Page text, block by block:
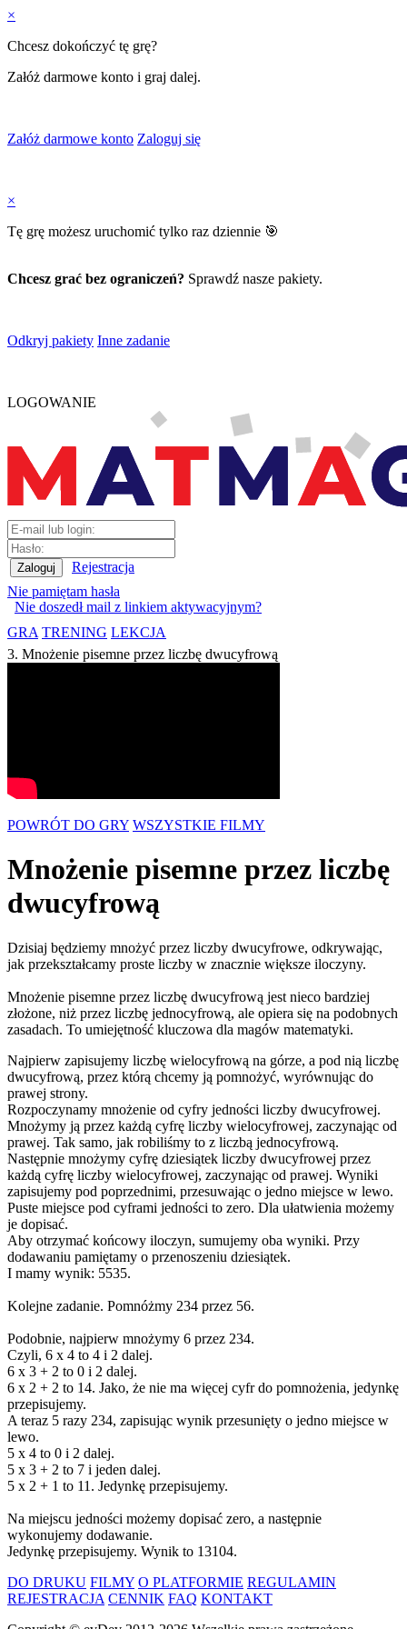
×
Chcesz dokończyć tę grę?
Załóż darmowe konto i graj dalej.
Załóż darmowe konto Zaloguj się
×
Tę grę możesz uruchomić tylko raz dziennie 🎯
Chcesz grać bez ograniczeń? Sprawdź nasze pakiety.
Odkryj pakiety Inne zadanie
LOGOWANIE
Rejestracja
Nie pamiętam hasła
Nie doszedł mail z linkiem aktywacyjnym?
GRA TRENING LEKCJA
3. Mnożenie pisemne przez liczbę dwucyfrową
POWRÓT DO GRY WSZYSTKIE FILMY
Mnożenie pisemne przez liczbę
dwucyfrową
Dzisiaj będziemy mnożyć przez liczby dwucyfrowe, odkrywając,
jak przekształcamy proste liczby w znacznie większe iloczyny.
Mnożenie pisemne przez liczbę dwucyfrową jest nieco bardziej
złożone, niż przez liczbę jednocyfrową, ale opiera się na podobnych
zasadach. To umiejętność kluczowa dla magów matematyki.
Najpierw zapisujemy liczbę wielocyfrową na górze, a pod nią liczbę
dwucyfrową, przez którą chcemy ją pomnożyć, wyrównując do
prawej strony.
Rozpoczynamy mnożenie od cyfry jedności liczby dwucyfrowej.
Mnożymy ją przez każdą cyfrę liczby wielocyfrowej, zaczynając od
prawej. Tak samo, jak robiliśmy to z liczbą jednocyfrową.
Następnie mnożymy cyfrę dziesiątek liczby dwucyfrowej przez
każdą cyfrę liczby wielocyfrowej, zaczynając od prawej. Wyniki
zapisujemy pod poprzednimi, przesuwając o jedno miejsce w lewo.
Puste miejsce pod cyframi jedności to zero. Dla ułatwienia możemy
je dopisać.
Aby otrzymać końcowy iloczyn, sumujemy oba wyniki. Przy
dodawaniu pamiętamy o przenoszeniu dziesiątek.
I mamy wynik: 5535.
Kolejne zadanie. Pomnóżmy 234 przez 56.
Podobnie, najpierw mnożymy 6 przez 234.
Czyli, 6 x 4 to 4 i 2 dalej.
6 x 3 + 2 to 0 i 2 dalej.
6 x 2 + 2 to 14. Jako, że nie ma więcej cyfr do pomnożenia, jedynkę
przepisujemy.
A teraz 5 razy 234, zapisując wynik przesunięty o jedno miejsce w
lewo.
5 x 4 to 0 i 2 dalej.
5 x 3 + 2 to 7 i jeden dalej.
5 x 2 + 1 to 11. Jedynkę przepisujemy.
Na miejscu jedności możemy dopisać zero, a następnie
wykonujemy dodawanie.
Jedynkę przepisujemy. Wynik to 13104.
DO DRUKU FILMY O PLATFORMIE REGULAMIN
REJESTRACJA CENNIK FAQ KONTAKT